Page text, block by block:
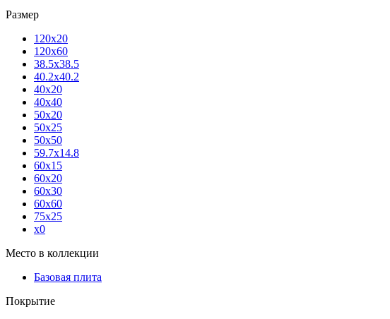
Размер
120x20
120x60
38.5x38.5
40.2x40.2
40x20
40x40
50x20
50x25
50x50
59.7x14.8
60x15
60x20
60x30
60x60
75x25
x0
Место в коллекции
Базовая плита
Покрытие